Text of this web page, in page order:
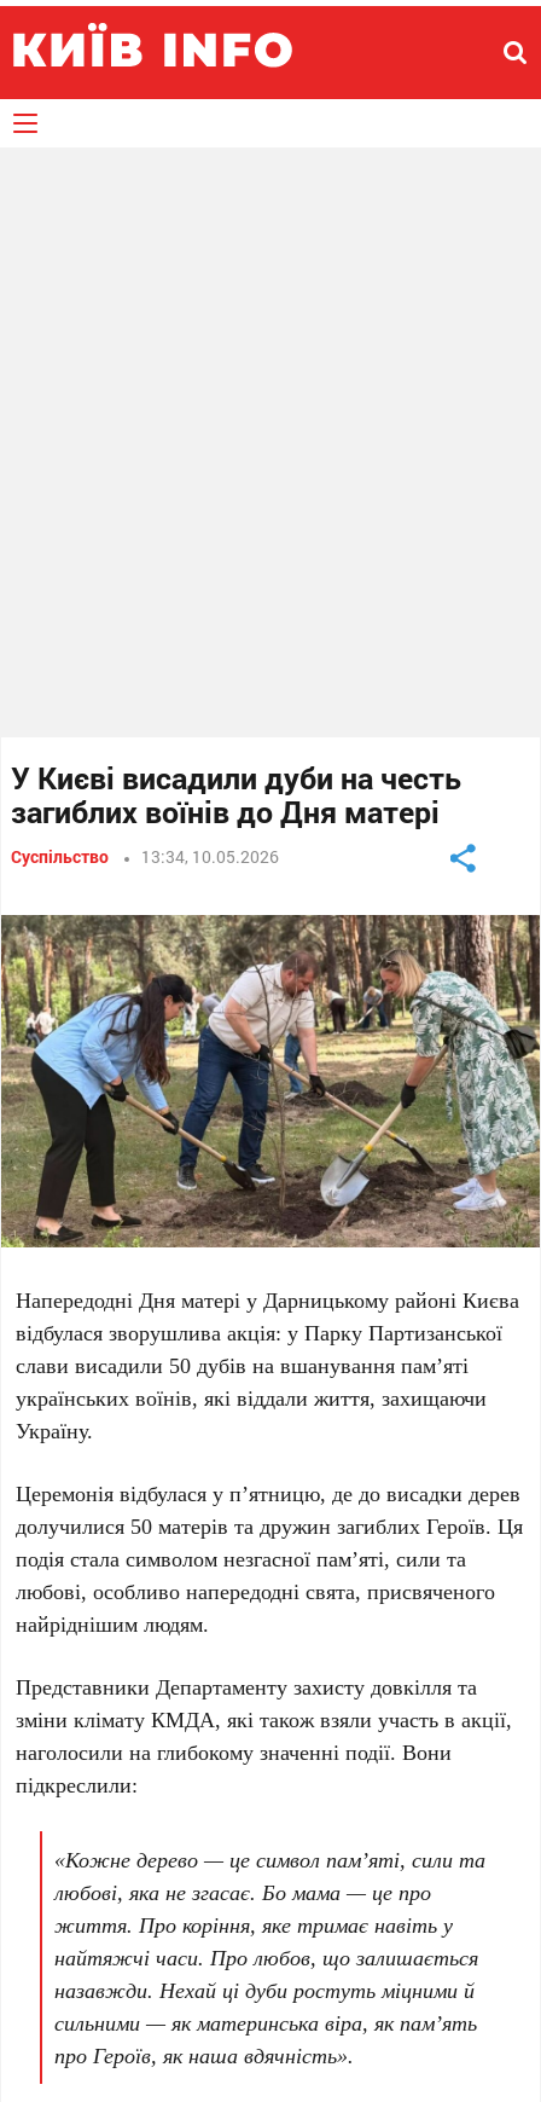
У Києві висадили дуби на честь
загиблих воїнів до Дня матері
Суспільство 13:34, 10.05.2026
НапередодніДня матері уДарницькому районі Києва
відбулася зворушлива акція: уПарку Партизанської
слави висадили 50 дубів на вшанування пам’яті
українських воїнів, які віддали життя, захищаючи
Україну.
Церемонія відбулася уп’ятницю, де до висадки дерев
долучилися 50 матерів та дружин загиблих Героїв. Ця
подія стала символом незгасної пам’яті, сили та
любові, особливо напередодні свята, присвяченого
найріднішим людям.
ПредставникиДепартаменту захисту довкілля та
зміни клімату КМДА, які також взяли участь в акції,
наголосили на глибокому значенні події. Вони
підкреслили:
«Кожне дерево — це символ пам’яті, сили та
любові, яка не згасає. Бо мама — це про
життя. Про коріння, яке тримає навіть у
найтяжчі часи. Про любов, що залишається
назавжди. Нехай ці дуби ростуть міцними й
сильними — як материнська віра, як пам’ять
про Героїв, як наша вдячність».